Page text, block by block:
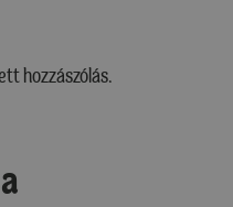
hozzászólás.